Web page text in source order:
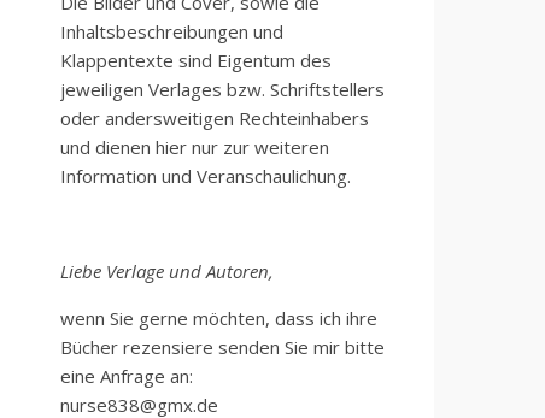
Inhaltsbeschreibungen und
Klappentexte sind Eigentum des
jeweiligen Verlages bzw. Schriftstellers
oder andersweitigen Rechteinhabers
und dienen hier nur zur weiteren
Information und Veranschaulichung.
Liebe Verlage und Autoren,
wenn Sie gerne möchten, dass ich ihre
Bücher rezensiere senden Sie mir bitte
eine Anfrage an:
nurse838@gmx.de